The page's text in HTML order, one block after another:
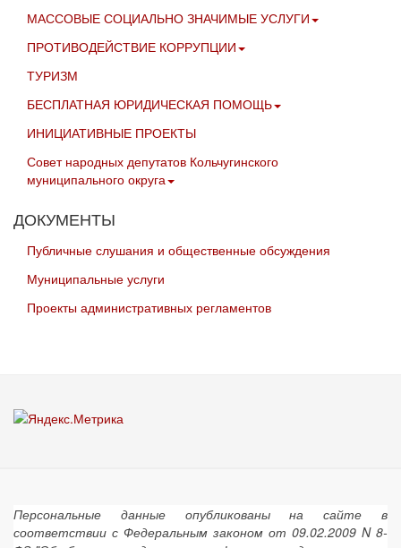
МАССОВЫЕ СОЦИАЛЬНО ЗНАЧИМЫЕ УСЛУГИ
ПРОТИВОДЕЙСТВИЕ КОРРУПЦИИ
ТУРИЗМ
БЕСПЛАТНАЯ ЮРИДИЧЕСКАЯ ПОМОЩЬ
ИНИЦИАТИВНЫЕ ПРОЕКТЫ
Совет народных депутатов Кольчугинского
муниципального округа
ДОКУМЕНТЫ
Публичные слушания и общественные обсуждения
Муниципальные услуги
Проекты административных регламентов
Персональные данные опубликованы на сайте в
соответствии с Федеральным законом от 09.02.2009 N 8-